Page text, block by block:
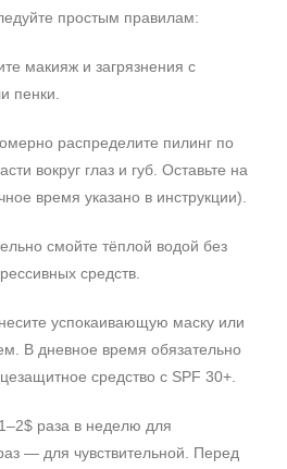
простым правилам:
макияж и загрязнения с
пенки.
распределите пилинг по
вокруг глаз и губ. Оставьте на
время указано в инструкции).
смойте тёплой водой без
средств.
успокаивающую маску или
В дневное время обязательно
средство с SPF 30+.
раза в неделю для
— для чувствительной. Перед